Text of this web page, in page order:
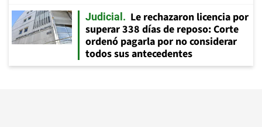
Judicial
Le rechazaron licencia por
superar 338 días de reposo: Corte
ordenó pagarla por no considerar
todos sus antecedentes